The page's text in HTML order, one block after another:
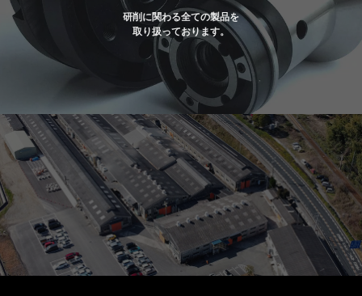
研削に関わる全ての製品を
取り扱っております。